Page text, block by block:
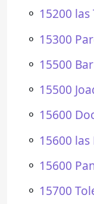
⚬ 15200 las
⚬ 15300
⚬ 15500
⚬ 15500
⚬ 15600
⚬ 15600
⚬ 15600
⚬ 15700